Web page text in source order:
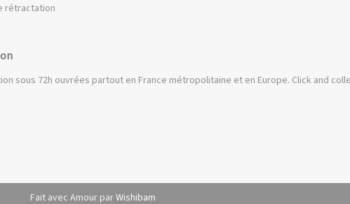
rétractation
sous 72h ouvrées partout en France métropolitaine et en Europe. Click and
Fait avec Amour parWishibam